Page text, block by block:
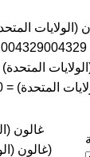
غالون
(غالون